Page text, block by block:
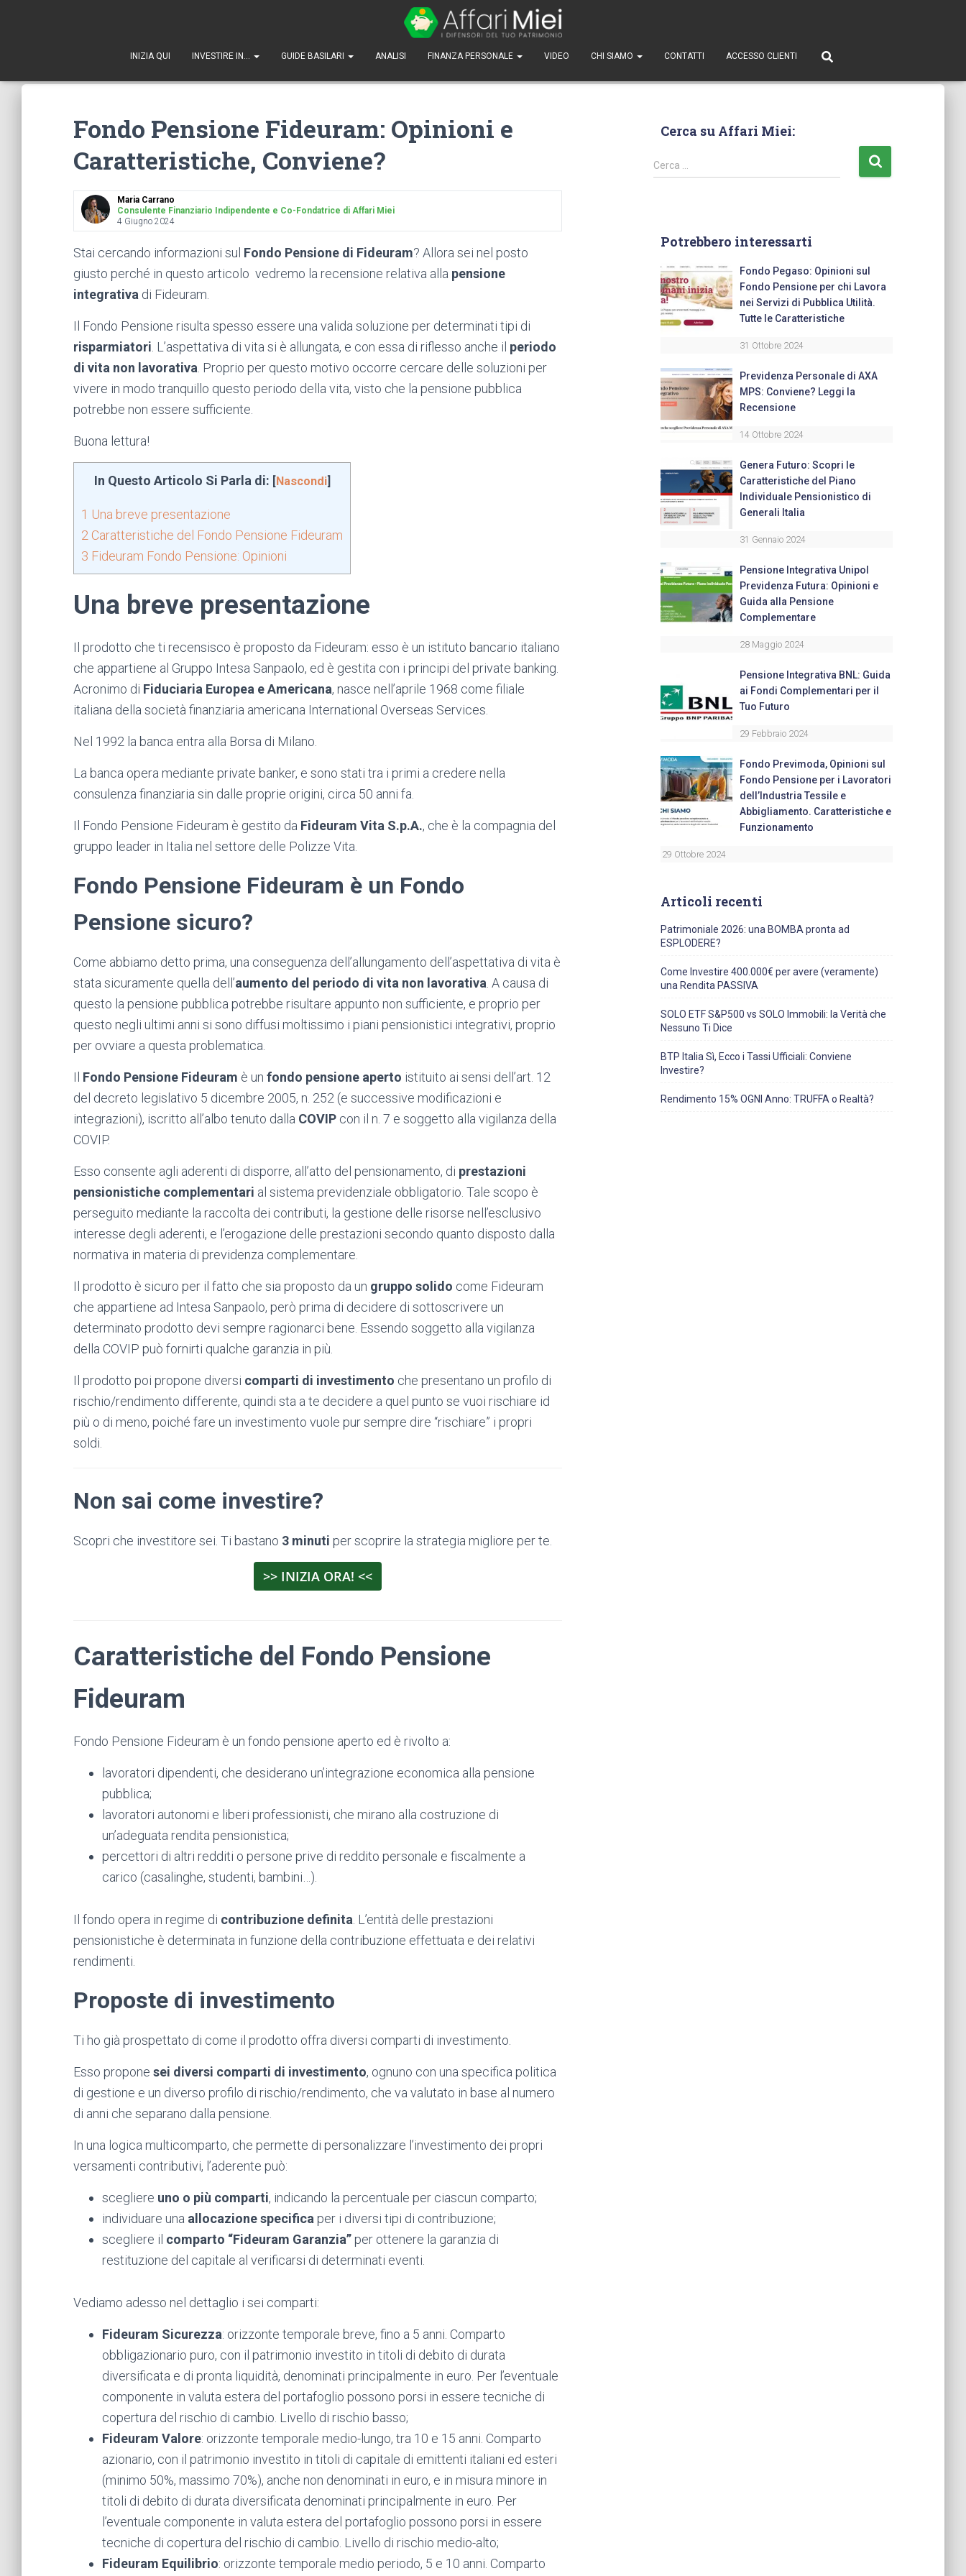
INIZIA QUI INVESTIRE IN… GUIDE BASILARI ANALISI FINANZA PERSONALE VIDEO CHI SIAMO CONTATTI ACCESSO CLIENTI
Fondo Pensione Fideuram: Opinioni e
Caratteristiche, Conviene?
Maria Carrano
Consulente Finanziario Indipendente e Co-Fondatrice di Affari Miei
4 Giugno 2024
Stai cercando informazioni sul Fondo Pensione di Fideuram? Allora sei nel posto
giusto perché in questo articolo vedremo la recensione relativa alla pensione
integrativa di Fideuram.
Il Fondo Pensione risulta spesso essere una valida soluzione per determinati tipi di
risparmiatori . L’aspettativa di vita si è allungata, e con essa di riflesso anche il periodo
di vita non lavorativa . Proprio per questo motivo occorre cercare delle soluzioni per
vivere in modo tranquillo questo periodo della vita, visto che la pensione pubblica
potrebbe non essere sufficiente.
Buona lettura!
In Questo Articolo Si Parla di: [Nascondi]
1 Una breve presentazione
2 Caratteristiche del Fondo Pensione Fideuram
3 Fideuram Fondo Pensione: Opinioni
Una breve presentazione
Il prodotto che ti recensisco è proposto da Fideuram: esso è un istituto bancario italiano
che appartiene al Gruppo Intesa Sanpaolo, ed è gestita con i principi del private banking.
Acronimo di Fiduciaria Europea e Americana, nasce nell’aprile 1968 come filiale
italiana della società finanziaria americana International Overseas Services.
Nel 1992 la banca entra alla Borsa di Milano.
La banca opera mediante private banker, e sono stati tra i primi a credere nella
consulenza finanziaria sin dalle proprie origini, circa 50 anni fa.
Il Fondo Pensione Fideuram è gestito da Fideuram Vita S.p.A., che è la compagnia del
gruppo leader in Italia nel settore delle Polizze Vita.
Fondo Pensione Fideuram è un Fondo
Pensione sicuro?
Come abbiamo detto prima, una conseguenza dell’allungamento dell’aspettativa di vita è
stata sicuramente quella dell’aumento del periodo di vita non lavorativa. A causa di
questo la pensione pubblica potrebbe risultare appunto non sufficiente, e proprio per
questo negli ultimi anni si sono diffusi moltissimo i piani pensionistici integrativi, proprio
per ovviare a questa problematica.
Il Fondo Pensione Fideuram è un fondo pensione aperto istituito ai sensi dell’art. 12
del decreto legislativo 5 dicembre 2005, n. 252 (e successive modificazioni e
integrazioni), iscritto all’albo tenuto dalla COVIP con il n. 7 e soggetto alla vigilanza della
COVIP.
Esso consente agli aderenti di disporre, all’atto del pensionamento, di prestazioni
pensionistiche complementari al sistema previdenziale obbligatorio. Tale scopo è
perseguito mediante la raccolta dei contributi, la gestione delle risorse nell’esclusivo
interesse degli aderenti, e l’erogazione delle prestazioni secondo quanto disposto dalla
normativa in materia di previdenza complementare.
Il prodotto è sicuro per il fatto che sia proposto da un gruppo solido come Fideuram
che appartiene ad Intesa Sanpaolo, però prima di decidere di sottoscrivere un
determinato prodotto devi sempre ragionarci bene. Essendo soggetto alla vigilanza
della COVIP può fornirti qualche garanzia in più.
Il prodotto poi propone diversi comparti di investimento che presentano un profilo di
rischio/rendimento differente, quindi sta a te decidere a quel punto se vuoi rischiare id
più o di meno, poiché fare un investimento vuole pur sempre dire “rischiare” i propri
soldi.
Non sai come investire?
Scopri che investitore sei. Ti bastano 3 minuti per scoprire la strategia migliore per te.
>> INIZIA ORA! <<
Caratteristiche del Fondo Pensione
Fideuram
Fondo Pensione Fideuram è un fondo pensione aperto ed è rivolto a:
lavoratori dipendenti, che desiderano un’integrazione economica alla pensione
pubblica;
lavoratori autonomi e liberi professionisti, che mirano alla costruzione di
un’adeguata rendita pensionistica;
percettori di altri redditi o persone prive di reddito personale e fiscalmente a
carico (casalinghe, studenti, bambini…).
Il fondo opera in regime di contribuzione definita. L’entità delle prestazioni
pensionistiche è determinata in funzione della contribuzione effettuata e dei relativi
rendimenti.
Proposte di investimento
Ti ho già prospettato di come il prodotto offra diversi comparti di investimento.
Esso propone sei diversi comparti di investimento, ognuno con una specifica politica
di gestione e un diverso profilo di rischio/rendimento, che va valutato in base al numero
di anni che separano dalla pensione.
In una logica multicomparto, che permette di personalizzare l’investimento dei propri
versamenti contributivi, l’aderente può:
scegliere uno o più comparti, indicando la percentuale per ciascun comparto;
individuare una allocazione specifica per i diversi tipi di contribuzione;
scegliere il comparto “Fideuram Garanzia” per ottenere la garanzia di
restituzione del capitale al verificarsi di determinati eventi.
Vediamo adesso nel dettaglio i sei comparti:
Fideuram Sicurezza: orizzonte temporale breve, fino a 5 anni. Comparto
obbligazionario puro, con il patrimonio investito in titoli di debito di durata
diversificata e di pronta liquidità, denominati principalmente in euro. Per l’eventuale
componente in valuta estera del portafoglio possono porsi in essere tecniche di
copertura del rischio di cambio. Livello di rischio basso;
Fideuram Valore: orizzonte temporale medio-lungo, tra 10 e 15 anni. Comparto
azionario, con il patrimonio investito in titoli di capitale di emittenti italiani ed esteri
(minimo 50%, massimo 70%), anche non denominati in euro, e in misura minore in
titoli di debito di durata diversificata denominati principalmente in euro. Per
l’eventuale componente in valuta estera del portafoglio possono porsi in essere
tecniche di copertura del rischio di cambio. Livello di rischio medio-alto;
Fideuram Equilibrio: orizzonte temporale medio periodo, 5 e 10 anni. Comparto
Cerca su Affari Miei:
Cerca …
Potrebbero interessarti
Fondo Pegaso: Opinioni sul
Fondo Pensione per chi Lavora
nei Servizi di Pubblica Utilità.
Tutte le Caratteristiche
31 Ottobre 2024
Previdenza Personale di AXA
MPS: Conviene? Leggi la
Recensione
14 Ottobre 2024
Genera Futuro: Scopri le
Caratteristiche del Piano
Individuale Pensionistico di
Generali Italia
31 Gennaio 2024
Pensione Integrativa Unipol
Previdenza Futura: Opinioni e
Guida alla Pensione
Complementare
28 Maggio 2024
Pensione Integrativa BNL: Guida
ai Fondi Complementari per il
Tuo Futuro
29 Febbraio 2024
Fondo Previmoda, Opinioni sul
Fondo Pensione per i Lavoratori
dell’Industria Tessile e
Abbigliamento. Caratteristiche e
Funzionamento
29 Ottobre 2024
Articoli recenti
Patrimoniale 2026: una BOMBA pronta ad
ESPLODERE?
Come Investire 400.000€ per avere (veramente)
una Rendita PASSIVA
SOLO ETF S&P500 vs SOLO Immobili: la Verità che
Nessuno Ti Dice
BTP Italia Sì, Ecco i Tassi Ufficiali: Conviene
Investire?
Rendimento 15% OGNI Anno: TRUFFA o Realtà?